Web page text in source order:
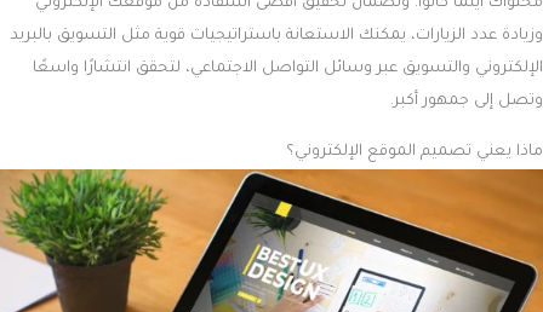
محتواك أينما كانوا. ولضمان تحقيق أقصى استفادة من موقعك الإلكتروني
وزيادة عدد الزيارات، يمكنك الاستعانة باستراتيجيات قوية مثل التسويق بالبريد
الإلكتروني والتسويق عبر وسائل التواصل الاجتماعي، لتحقق انتشارًا واسعًا
وتصل إلى جمهور أكبر.
ماذا يعني تصميم الموقع الإلكتروني؟